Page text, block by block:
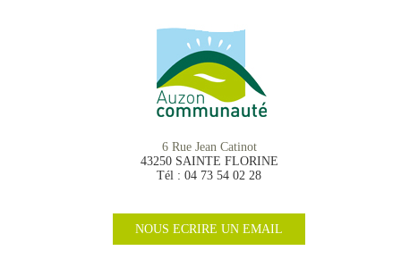
6 Rue Jean Catinot
43250 SAINTE FLORINE
Tél : 04 73 54 02 28
NOUS ECRIRE UN EMAIL